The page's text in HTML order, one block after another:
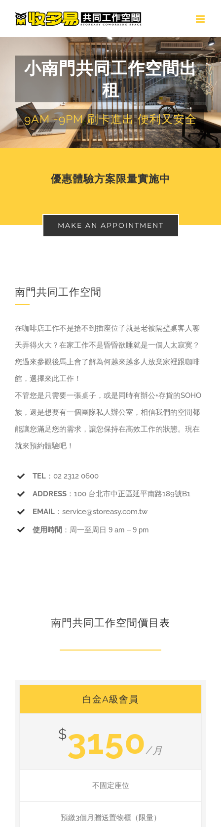
小南門共同工作空間出
租
9AM -9PM 刷卡進出 便利又安全
優惠體驗方案限量實施中
MAKE AN APPOINTMENT
南門共同工作空間
在咖啡店工作不是搶不到插座位子就是老被隔壁桌客人聊
天弄得火大？在家工作不是昏昏欲睡就是一個人太寂寞？
您過來參觀後馬上會了解為何越來越多人放棄家裡跟咖啡
館，選擇來此工作！
不管您是只需要一張桌子，或是同時有辦公+存貨的SOHO
族，還是想要有一個團隊私人辦公室，相信我們的空間都
能讓您滿足您的需求，讓您保持在高效工作的狀態。現在
就來預約體驗吧！
TEL ：02 2312 0600
ADDRESS ：100 台北市中正區延平南路189號B1
EMAIL ：service@storeasy.com.tw
使用時間 ：周一至周日 9 am – 9 pm
南門共同工作空間價目表
白金A級會員
$3150/月
不固定座位
預繳3個月贈送置物櫃（限量）